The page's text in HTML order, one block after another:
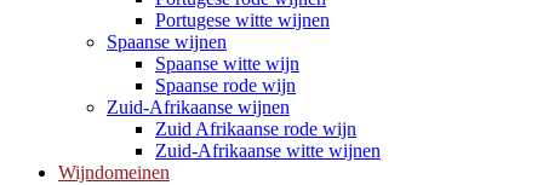
Portugese witte wijnen
Spaanse wijnen
Spaanse witte wijn
Spaanse rode wijn
Zuid-Afrikaanse wijnen
Zuid Afrikaanse rode wijn
Zuid-Afrikaanse witte wijnen
Wijndomeinen